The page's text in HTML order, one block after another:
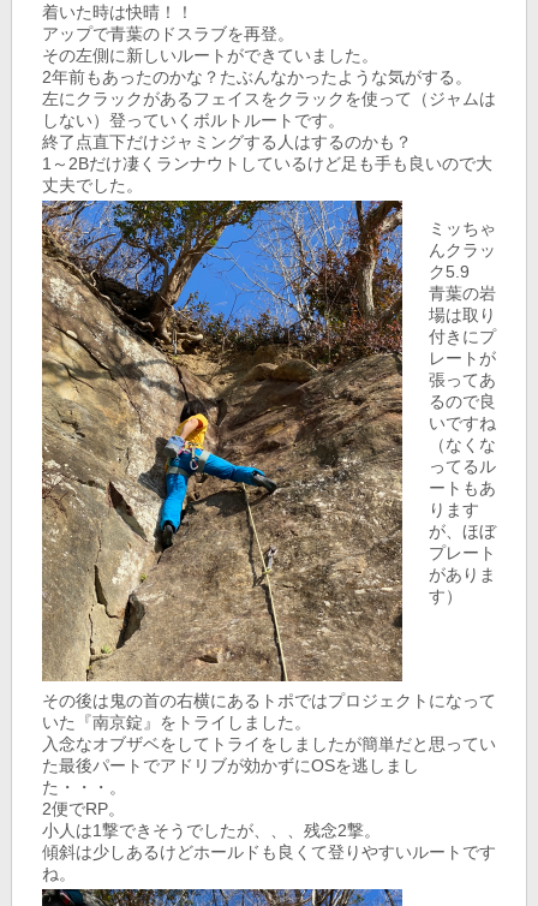
着いた時は快晴！！
アップで青葉のドスラブを再登。
その左側に新しいルートができていました。
2年前もあったのかな？たぶんなかったような気がする。
左にクラックがあるフェイスをクラックを使って（ジャムは
しない）登っていくボルトルートです。
終了点直下だけジャミングする人はするのかも？
1～2Bだけ凄くランナウトしているけど足も手も良いので大
丈夫でした。
ミッちゃ
んクラッ
ク5.9
青葉の岩
場は取り
付きにプ
レートが
張ってあ
るので良
いですね
（なくな
ってるル
ートもあ
ります
が、ほぼ
プレート
がありま
す）
その後は鬼の首の右横にあるトポではプロジェクトになって
いた『南京錠』をトライしました。
入念なオブザベをしてトライをしましたが簡単だと思ってい
た最後パートでアドリブが効かずにOSを逃しまし
た・・・。
2便でRP。
小人は1撃できそうでしたが、、、残念2撃。
傾斜は少しあるけどホールドも良くて登りやすいルートです
ね。